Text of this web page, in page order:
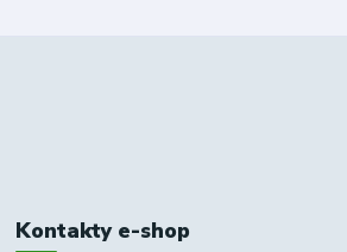
Kontakty e-shop